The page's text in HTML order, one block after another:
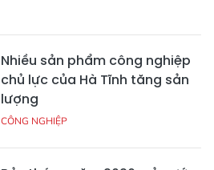
Nhiều sản phẩm công nghiệp
chủ lực của Hà Tĩnh tăng sản
lượng
CÔNG NGHIỆP